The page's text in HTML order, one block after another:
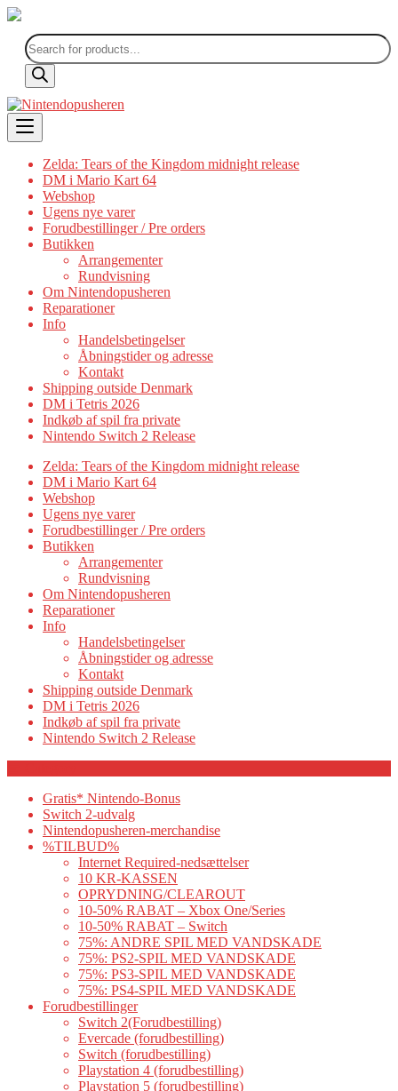
Products
search
Skip
to
content
Zelda: Tears of the Kingdom midnight release
DM i Mario Kart 64
Webshop
Ugens nye varer
Forudbestillinger / Pre orders
Butikken
Arrangementer
Rundvisning
Om Nintendopusheren
Reparationer
Info
Handelsbetingelser
Åbningstider og adresse
Kontakt
Shipping outside Denmark
DM i Tetris 2026
Indkøb af spil fra private
Nintendo Switch 2 Release
Zelda: Tears of the Kingdom midnight release
DM i Mario Kart 64
Webshop
Ugens nye varer
Forudbestillinger / Pre orders
Butikken
Arrangementer
Rundvisning
Om Nintendopusheren
Reparationer
Info
Handelsbetingelser
Åbningstider og adresse
Kontakt
Shipping outside Denmark
DM i Tetris 2026
Indkøb af spil fra private
Nintendo Switch 2 Release
Gratis* Nintendo-Bonus
Switch 2-udvalg
Nintendopusheren-merchandise
%TILBUD%
Internet Required-nedsættelser
10 KR-KASSEN
OPRYDNING/CLEAROUT
10-50% RABAT – Xbox One/Series
10-50% RABAT – Switch
75%: ANDRE SPIL MED VANDSKADE
75%: PS2-SPIL MED VANDSKADE
75%: PS3-SPIL MED VANDSKADE
75%: PS4-SPIL MED VANDSKADE
Forudbestillinger
Switch 2(Forudbestilling)
Evercade (forudbestilling)
Switch (forudbestilling)
Playstation 4 (forudbestilling)
Playstation 5 (forudbestilling)